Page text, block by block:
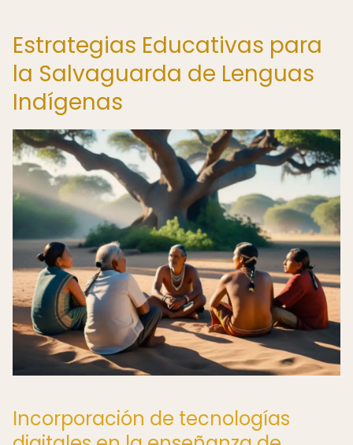
Estrategias Educativas para
la Salvaguarda de Lenguas
Indígenas
Incorporación de tecnologías